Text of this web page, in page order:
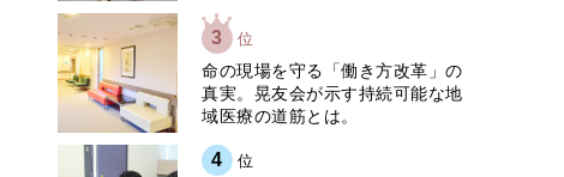
3 位
​命の現場を守る「働き方改革」の
真実。晃友会が示す持続可能な地
域医療の道筋とは。
4 位